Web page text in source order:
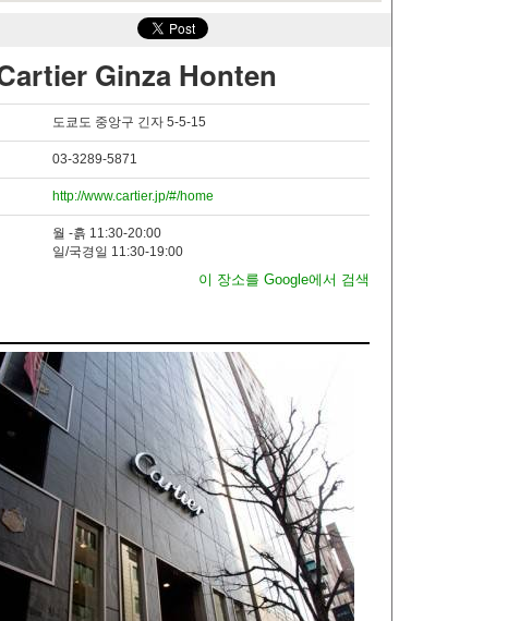
Ginza Honten
도쿄도 중앙구 긴자 5-5-15
03-3289-5871
http://www.cartier.jp/#/home
월 -흙 11:30-20:00
일/국경일 11:30-19:00
이 장소를 Google에서 검색